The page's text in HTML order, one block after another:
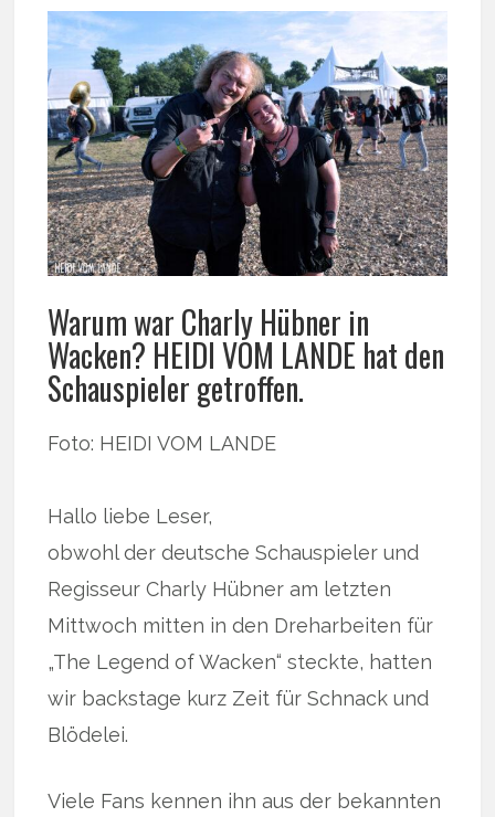
Warum war Charly Hübner in
Wacken? HEIDI VOM LANDE hat den
Schauspieler getroffen.
Foto: HEIDI VOM LANDE
Hallo liebe Leser,
obwohl der deutsche Schauspieler und
Regisseur Charly Hübner am letzten
Mittwoch mitten in den Dreharbeiten für
„The Legend of Wacken“ steckte, hatten
wir backstage kurz Zeit für Schnack und
Blödelei.
Viele Fans kennen ihn aus der bekannten